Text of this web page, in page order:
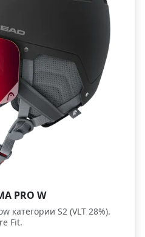
PRO W
категории S2 (VLT 28%).
Fit.